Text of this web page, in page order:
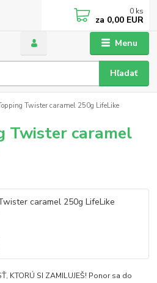
Menu
Hľadať
0 ks
za 0,00 EUR
Twister caramel 250g LifeLike
Twister caramel
KTORÚ SI ZAMILUJEŠ! Ponor sa do